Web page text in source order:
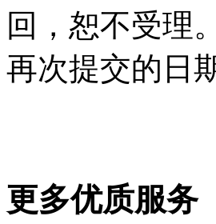
回，恕不受理
再次提交的日
更多优质服务